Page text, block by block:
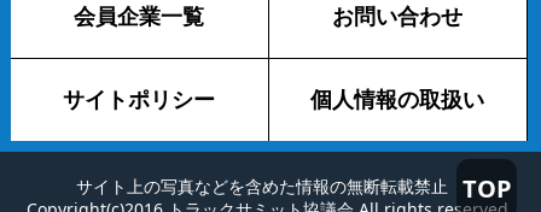
TOP
会員企業一覧 お問い合わせ
サイトポリシー 個人情報の取扱い
サイト上の写真などを含めた情報の無断転載禁止